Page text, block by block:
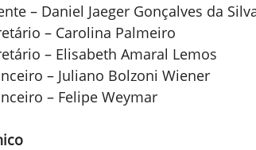
– Daniel Jaeger Gonçalves da
– Carolina Palmeiro
– Elisabeth Amaral Lemos
– Juliano Bolzoni Wiener
– Felipe Weymar